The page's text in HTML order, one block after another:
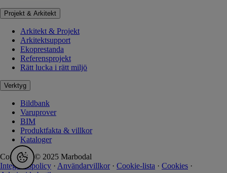
Projekt & Arkitekt
Arkitekt & Projekt
Arkitektsupport
Ekoprestanda
Referensprojekt
Rätt lucka i rätt miljö
Verktyg
Bildbank
Varuprover
BIM
Produktfakta & villkor
Kataloger
Copyright © 2025 Marbodal
Integritetspolicy · Användarvillkor · Cookie-lista · Cookies ·